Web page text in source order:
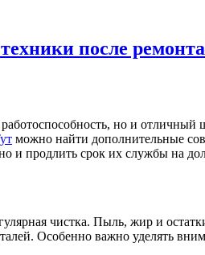
после ремонта
но и
можно найти дополнительные
и продлить срок их службы на
чистка. Пыль, жир и
Особенно важно уделять